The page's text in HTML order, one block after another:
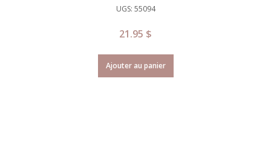
UGS: 55094
21.95 $
Ajouter au panier